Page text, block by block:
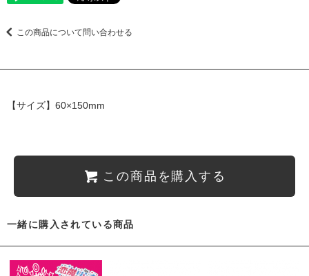
この商品について問い合わせる
【サイズ】60×150mm
この商品を購入する
一緒に購入されている商品